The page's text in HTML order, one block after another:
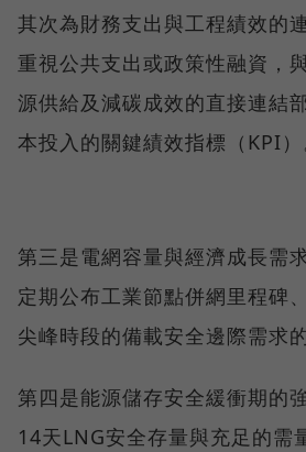
其次為財務支出與工程績效的
重視公共支出或政策性融資，
源供給及減碳成效的直接連結
本投入的關鍵績效指標（KPI）
第三是電網容量與經濟成長需
定期公布工業節點併網里程碑
尖峰時段的備載安全邊際需求
第四是能源儲存安全緩衝期的
14天LNG安全存量與充足的需